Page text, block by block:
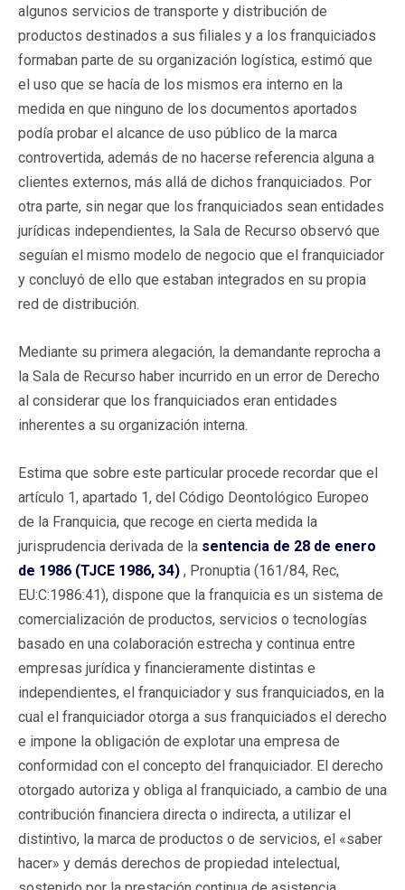
algunos servicios de transporte y distribución de
productos destinados a sus filiales y a los franquiciados
formaban parte de su organización logística, estimó que
el uso que se hacía de los mismos era interno en la
medida en que ninguno de los documentos aportados
podía probar el alcance de uso público de la marca
controvertida, además de no hacerse referencia alguna a
clientes externos, más allá de dichos franquiciados. Por
otra parte, sin negar que los franquiciados sean entidades
jurídicas independientes, la Sala de Recurso observó que
seguían el mismo modelo de negocio que el franquiciador
y concluyó de ello que estaban integrados en su propia
red de distribución.
Mediante su primera alegación, la demandante reprocha a
la Sala de Recurso haber incurrido en un error de Derecho
al considerar que los franquiciados eran entidades
inherentes a su organización interna.
Estima que sobre este particular procede recordar que el
artículo 1, apartado 1, del Código Deontológico Europeo
de la Franquicia, que recoge en cierta medida la
jurisprudencia derivada de la sentencia de 28 de enero
de 1986 (TJCE 1986, 34) , Pronuptia (161/84, Rec,
EU:C:1986:41), dispone que la franquicia es un sistema de
comercialización de productos, servicios o tecnologías
basado en una colaboración estrecha y continua entre
empresas jurídica y financieramente distintas e
independientes, el franquiciador y sus franquiciados, en la
cual el franquiciador otorga a sus franquiciados el derecho
e impone la obligación de explotar una empresa de
conformidad con el concepto del franquiciador. El derecho
otorgado autoriza y obliga al franquiciado, a cambio de una
contribución financiera directa o indirecta, a utilizar el
distintivo, la marca de productos o de servicios, el «saber
hacer» y demás derechos de propiedad intelectual,